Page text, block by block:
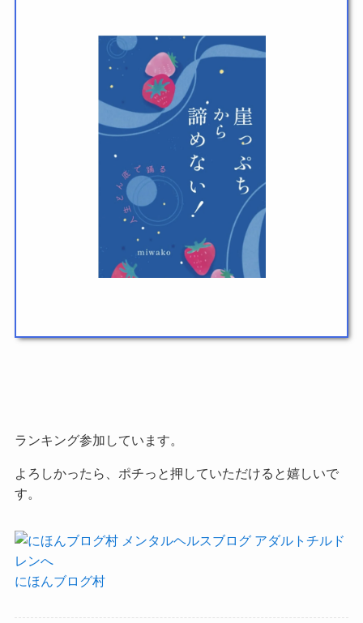
ランキング参加しています。
よろしかったら、ポチっと押していただけると嬉しいで
す。
にほんブログ村